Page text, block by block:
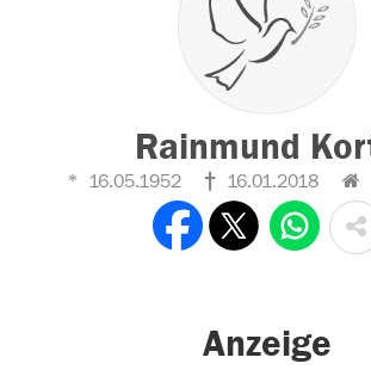
Rainmund
16.05.1952 16.01.2018
Anzeige